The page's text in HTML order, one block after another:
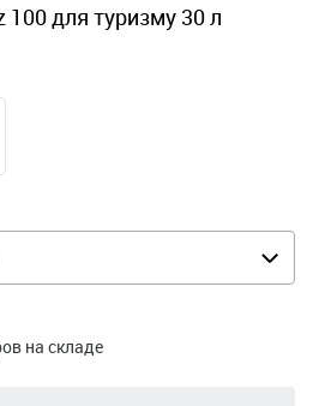
100 для туризму 30 л
на складе